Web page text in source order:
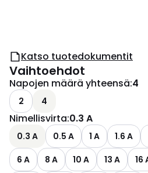
Katso tuotedokumentit
Vaihtoehdot
Napojen määrä yhteensä:4
2 4
Nimellisvirta:0.3 A
0.3 A 0.5 A 1 A 1.6 A
6 A
8 A 10 A 13 A 16